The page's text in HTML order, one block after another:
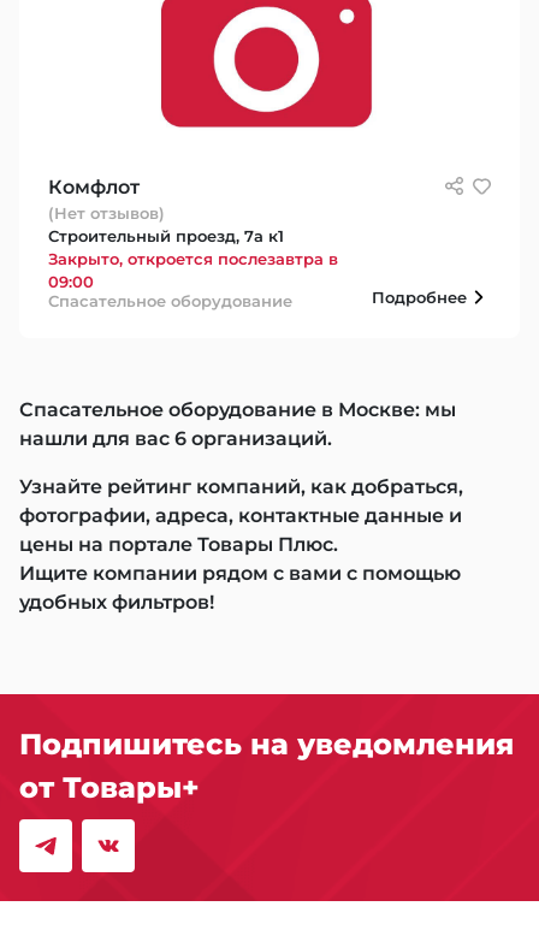
Комфлот
(Нет отзывов)
Строительный проезд, 7а к1
Закрыто, откроется послезавтра в
09:00
Спасательное оборудование
Подробнее
Спасательное оборудование в Москве: мы
нашли для вас 6 организаций.
Узнайте рейтинг компаний, как добраться,
фотографии, адреса, контактные данные и
цены на портале Товары Плюс.
Ищите компании рядом с вами с помощью
удобных фильтров!
Подпишитесь на уведомления
от Товары+